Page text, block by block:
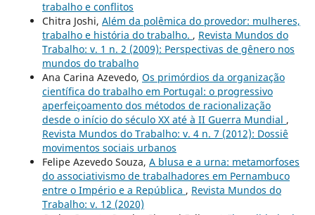
trabalho e conflitos
Chitra Joshi, Além da polêmica do provedor: mulheres,
trabalho e história do trabalho. , Revista Mundos do
Trabalho: v. 1 n. 2 (2009): Perspectivas de gênero nos
mundos do trabalho
Ana Carina Azevedo, Os primórdios da organização
científica do trabalho em Portugal: o progressivo
aperfeiçoamento dos métodos de racionalização
desde o início do século XX até à II Guerra Mundial ,
Revista Mundos do Trabalho: v. 4 n. 7 (2012): Dossiê
movimentos sociais urbanos
Felipe Azevedo Souza, A blusa e a urna: metamorfoses
do associativismo de trabalhadores em Pernambuco
entre o Império e a República , Revista Mundos do
Trabalho: v. 12 (2020)